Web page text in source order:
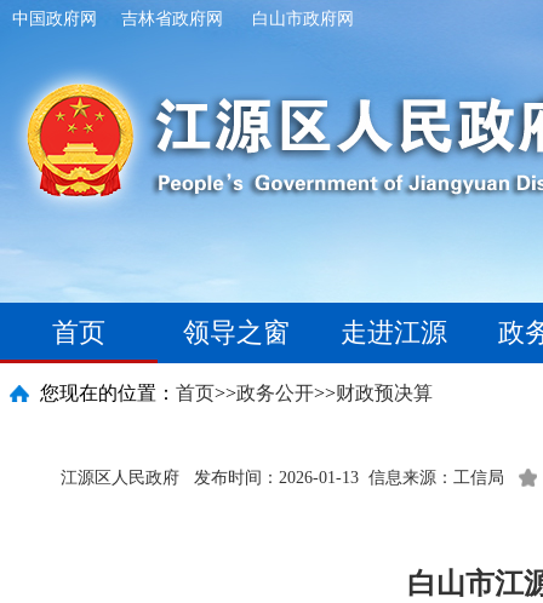
中国政府网 吉林省政府网 白山市政府网
首页 领导之窗 走进江源 政
您现在的位置： 首页>>政务公开>>财政预决算
江源区人民政府 发布时间：2026-01-13 信息来源：工信局
白山市江